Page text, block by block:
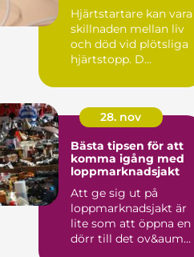
Hjärtstartare kan vara
skillnaden mellan liv
och död vid plötsliga
hjärtstopp. D...
28. nov
Bästa tipsen för att
komma igång med
loppmarknadsjakt
Att ge sig ut på
loppmarknadsjakt är
lite som att öppna en
dörr till det ov&aum...